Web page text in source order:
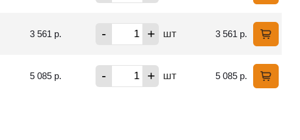
3 561 р. - + шт 3 561 р.
5 085 р. - + шт 5 085 р.